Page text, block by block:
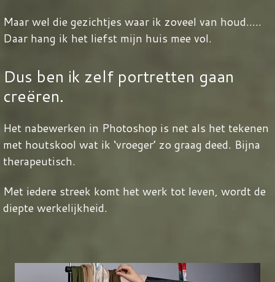
Maar wel die gezichtjes waar ik zoveel van houd…..
Daar hang ik het liefst mijn huis mee vol.
Dus ben ik zelf portretten gaan
creëren.
Het nabewerken in Photoshop is net als het tekenen
met houtskool wat ik ‘vroeger’ zo graag deed. Bijna
therapeutisch.
Met iedere streek komt het werk tot leven, wordt de
diepte werkelijkheid.